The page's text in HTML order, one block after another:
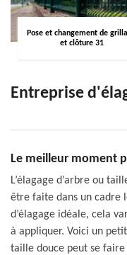
Pose et changement de
et clôture 31
Entreprise
Le meilleur moment
L’élagage d’arbre ou
être faite dans un cadre
d’élagage idéale, cela
à appliquer. Voici un
taille douce peut se faire